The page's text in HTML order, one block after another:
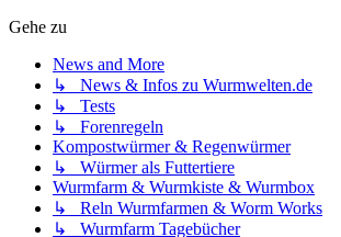
Gehe zu
News and More
↳ News & Infos zu Wurmwelten.de
↳ Tests
↳ Forenregeln
Kompostwürmer & Regenwürmer
↳ Würmer als Futtertiere
Wurmfarm & Wurmkiste & Wurmbox
↳ Reln Wurmfarmen & Worm Works
↳ Wurmfarm Tagebücher